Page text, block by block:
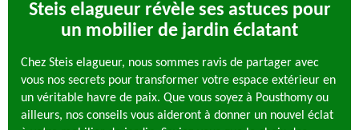
Steis elagueur révèle ses astuces pour
un mobilier de jardin éclatant
Chez Steis elagueur, nous sommes ravis de partager avec
vous nos secrets pour transformer votre espace extérieur en
un véritable havre de paix. Que vous soyez à Pousthomy ou
ailleurs, nos conseils vous aideront à donner un nouvel éclat